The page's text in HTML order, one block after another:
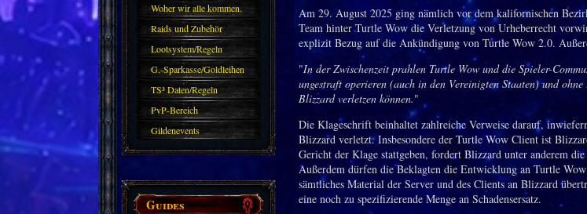
Woher wir alle kommen.
Raids und Zubehör
Lootsystem/Regeln
G.-Sparkasse/Goldleihen
TS³ Daten/Regeln
PvP-Bereich
Gildenevents
Guides
Am 29. August 2025 ging nämlich vor dem kalifornischen
Team hinter Turtle Wow die Verletzung von Urheberrecht
explizit Bezug auf die Ankündigung von Turtle Wow 2.0.
"In der Zwischenzeit prahlen Turtle Wow und die Spieler-
ungestraft operieren (auch in den Vereinigten Staaten) und ohne
Blizzard verletzen können."
Die Klageschrift beinhaltet zahlreiche Verweise darauf,
Blizzard verletzt. Insbesondere der Turtle Wow Client ist
Gericht der Klage stattgeben, fordert Blizzard unter anderem
Außerdem dürfen die Beklagten die Entwicklung an Turtle
sämtliches Material der Server und des Clients an Blizzard
eine noch zu spezifizierende Menge an Schadensersatz.